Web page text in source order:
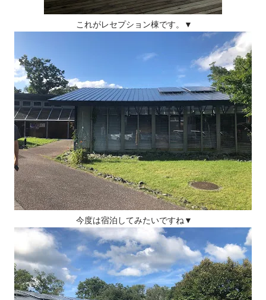
これがレセプション棟です。▼
今度は宿泊してみたいですね▼